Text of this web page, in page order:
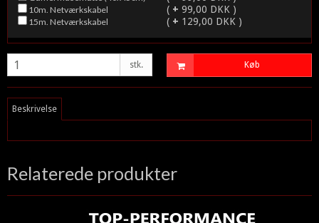
10m. Netværkskabel ( + 99,00 DKK )
15m. Netværkskabel ( + 129,00 DKK )
stk. Køb
Beskrivelse
Relaterede produkter